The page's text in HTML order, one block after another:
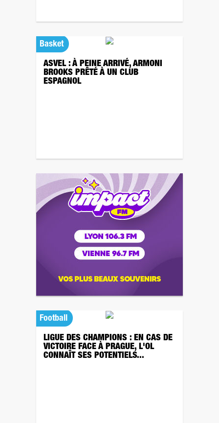
Basket
ASVEL : À PEINE ARRIVÉ, ARMONI
BROOKS PRÊTÉ À UN CLUB
ESPAGNOL
Football
LIGUE DES CHAMPIONS : EN CAS DE
VICTOIRE FACE À PRAGUE, L'OL
CONNAÎT SES POTENTIELS...